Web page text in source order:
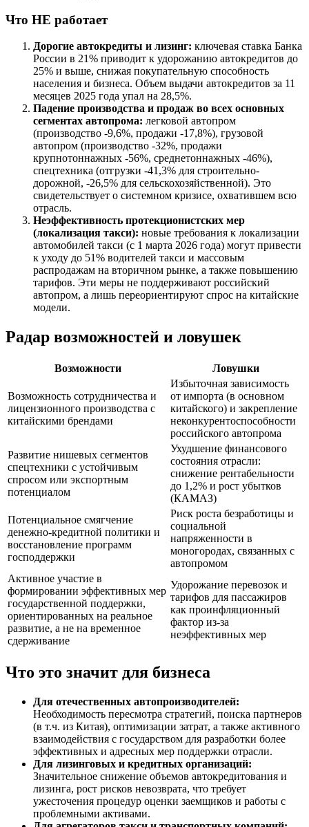
Что НЕ работает
Дорогие автокредиты и лизинг: ключевая ставка Банка
России в 21% приводит к удорожанию автокредитов до
25% и выше, снижая покупательную способность
населения и бизнеса. Объем выдачи автокредитов за 11
месяцев 2025 года упал на 28,5%.
Падение производства и продаж во всех основных
сегментах автопрома: легковой автопром
(производство -9,6%, продажи -17,8%), грузовой
автопром (производство -32%, продажи
крупнотоннажных -56%, среднетоннажных -46%),
спецтехника (отгрузки -41,3% для строительно-
дорожной, -26,5% для сельскохозяйственной). Это
свидетельствует о системном кризисе, охватившем всю
отрасль.
Неэффективность протекционистских мер
(локализация такси): новые требования к локализации
автомобилей такси (с 1 марта 2026 года) могут привести
к уходу до 51% водителей такси и массовым
распродажам на вторичном рынке, а также повышению
тарифов. Эти меры не поддерживают российский
автопром, а лишь переориентируют спрос на китайские
модели.
Радар возможностей и ловушек
Возможности Ловушки
Возможность сотрудничества и
лицензионного производства с
китайскими брендами
Избыточная зависимость
от импорта (в основном
китайского) и закрепление
неконкурентоспособности
российского автопрома
Развитие нишевых сегментов
спецтехники с устойчивым
спросом или экспортным
потенциалом
Ухудшение финансового
состояния отрасли:
снижение рентабельности
до 1,2% и рост убытков
(КАМАЗ)
Потенциальное смягчение
денежно-кредитной политики и
восстановление программ
господдержки
Риск роста безработицы и
социальной
напряженности в
моногородах, связанных с
автопромом
Активное участие в
формировании эффективных мер
государственной поддержки,
ориентированных на реальное
развитие, а не на временное
сдерживание
Удорожание перевозок и
тарифов для пассажиров
как проинфляционный
фактор из-за
неэффективных мер
Что это значит для бизнеса
Для отечественных автопроизводителей:
Необходимость пересмотра стратегий, поиска партнеров
(в т.ч. из Китая), оптимизации затрат, а также активного
взаимодействия с государством для разработки более
эффективных и адресных мер поддержки отрасли.
Для лизинговых и кредитных организаций:
Значительное снижение объемов автокредитования и
лизинга, рост рисков невозврата, что требует
ужесточения процедур оценки заемщиков и работы с
проблемными активами.